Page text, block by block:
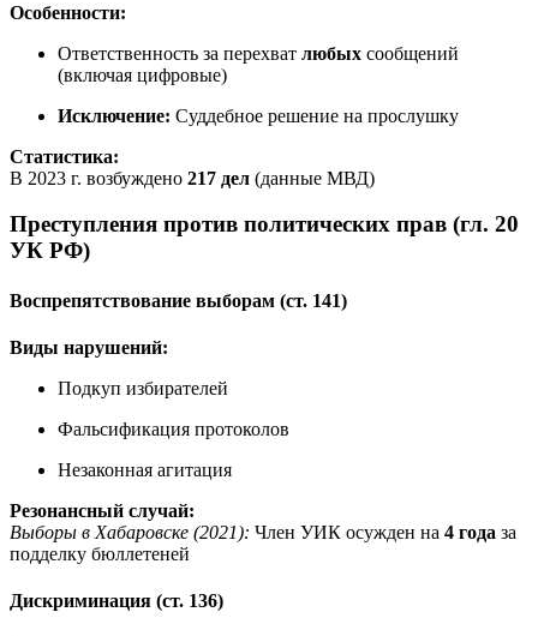
Особенности:
Ответственность за перехват любых сообщений
(включая цифровые)
Исключение: Суддебное решение на прослушку
Статистика:
В 2023 г. возбуждено 217 дел (данные МВД)
Преступления против политических прав (гл. 20
УК РФ)
Воспрепятствование выборам (ст. 141)
Виды нарушений:
Подкуп избирателей
Фальсификация протоколов
Незаконная агитация
Резонансный случай:
Выборы в Хабаровске (2021): Член УИК осужден на 4 года за
подделку бюллетеней
Дискриминация (ст. 136)